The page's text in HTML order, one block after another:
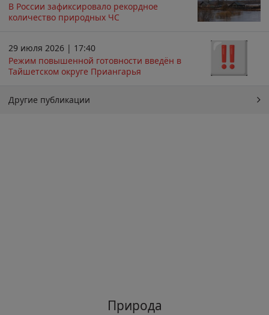
В России зафиксировало рекордное
количество природных ЧС
29 июля 2026 | 17:40
Режим повышенной готовности введён в
Тайшетском округе Приангарья
Другие публикации
Природа